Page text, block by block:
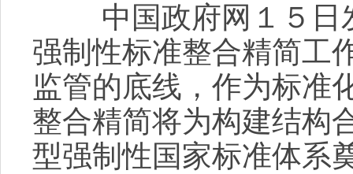
中国政府网１５日
强制性标准整合精简工
监管的底线，作为标准
整合精简将为构建结构
型强制性国家标准体系